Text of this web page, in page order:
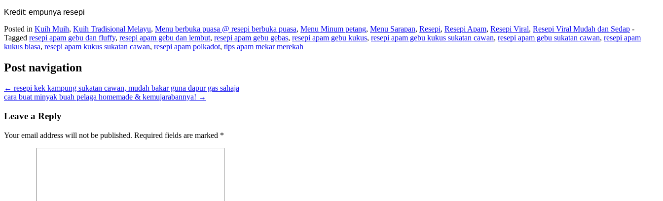
Kredit: empunya resepi
Posted in Kuih Muih, Kuih Tradisional Melayu, Menu berbuka puasa @ resepi berbuka puasa, Menu Minum petang, Menu Sarapan, Resepi, Resepi Apam, Resepi Viral, Resepi Viral Mudah dan Sedap -
Tagged resepi apam gebu dan fluffy, resepi apam gebu dan lembut, resepi apam gebu gebas, resepi apam gebu kukus, resepi apam gebu kukus sukatan cawan, resepi apam gebu sukatan cawan, resepi apam
kukus biasa, resepi apam kukus sukatan cawan, resepi apam polkadot, tips apam mekar merekah
Post navigation
← resepi kek kampung sukatan cawan, mudah bakar guna dapur gas sahaja
cara buat minyak buah pelaga homemade & kemujarabannya! →
Leave a Reply
Your email address will not be published. Required fields are marked *